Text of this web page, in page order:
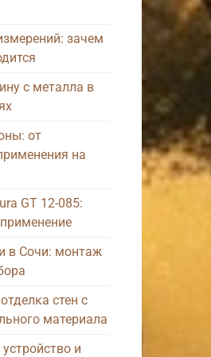
зачем
с металла в
от
на
GT 12-085:
в Сочи: монтаж
стен с
материала
и